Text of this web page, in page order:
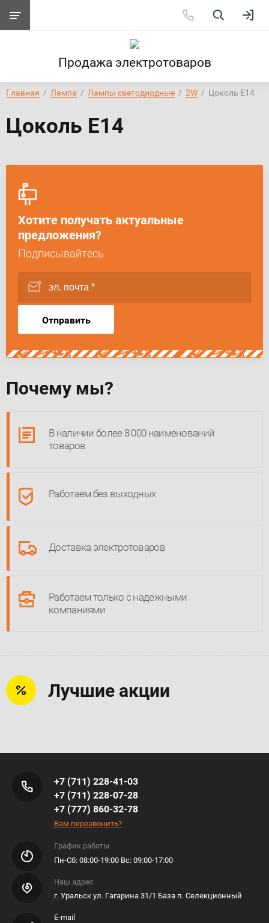
Продажа электротоваров
Почему мы?
В наличии более 8 000 наименований
товаров
Работаем без выходных
Доставка электротоваров
Работаем только с надежными
компаниями
Хотите получать актуальные
предложения?
Подписывайтесь
Отправить
Главная
  /
Лампа
  /
Лампы светодиодные
  /
2W
  /  Цоколь Е14
Цоколь Е14
Лучшие акции
+7 (711) 228-41-03
+7 (711) 228-07-28
+7 (777) 860-32-78
Вам перезвонить?
График работы
​​​​​​Пн-Сб: 08:00-19:00 Вс: 09:00-17:00
Наш адрес
г. Уральск ул. Гагарина 31/1 База п. Селекционный
E-mail